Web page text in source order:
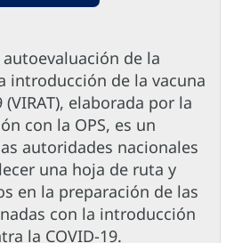
de la
introducción de la vacuna
elaborada por la
con la OPS, es un
autoridades nacionales
una hoja de ruta y
en la preparación de las
con la introducción
la COVID-19.